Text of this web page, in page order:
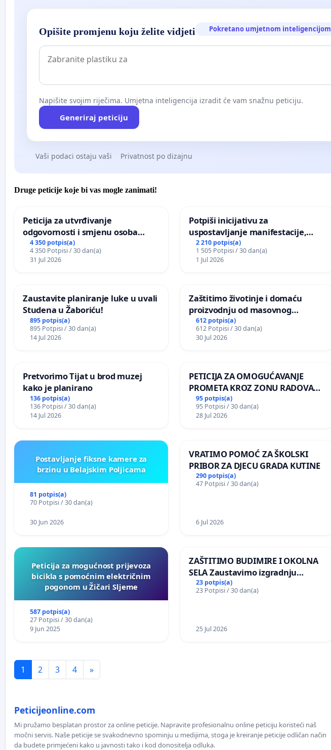
Opišite promjenu koju želite vidjeti Pokretano umjetnom inteligencijom
Napišite svojim riječima. Umjetna inteligencija izradit će vam snažnu peticiju.
Generiraj peticiju
Vaši podaci ostaju vaši Privatnost po dizajnu
Druge peticije koje bi vas mogle zanimati!
Peticija za utvrđivanje
odgovornosti i smjenu osoba
odgovornih za incident u
Zoološkom vrtu Grada Zagreba
4 350 potpis(a)
4 350 Potpisi / 30 dan(a)
31 Jul 2026
Potpiši inicijativu za
uspostavljanje manifestacije,
godišnje nagrade ili drugog
javnog događaja „Edin Avdić“ u
Sarajevu
2 210 potpis(a)
1 505 Potpisi / 30 dan(a)
1 Jul 2026
Zaustavite planiranje luke u uvali
Studena u Žaboriću!
895 potpis(a)
895 Potpisi / 30 dan(a)
14 Jul 2026
Zaštitimo životinje i domaću
proizvodnju od masovnog
uništavanja zbog afričke svinjske
kuge
612 potpis(a)
612 Potpisi / 30 dan(a)
30 Jul 2026
Pretvorimo Tijat u brod muzej
kako je planirano
136 potpis(a)
136 Potpisi / 30 dan(a)
14 Jul 2026
PETICIJA ZA OMOGUĆAVANJE
PROMETA KROZ ZONU RADOVA
ZA STANOVNIKE Mjesnog odbora
Kamensko i Lemić Brdo
95 potpis(a)
95 Potpisi / 30 dan(a)
28 Jul 2026
Postavljanje fiksne kamere za
brzinu u Belajskim Poljicama
81 potpis(a)
70 Potpisi / 30 dan(a)
30 Jun 2026
VRATIMO POMOĆ ZA ŠKOLSKI
PRIBOR ZA DJECU GRADA KUTINE
290 potpis(a)
47 Potpisi / 30 dan(a)
6 Jul 2026
Peticija za mogućnost prijevoza
bicikla s pomoćnim električnim
pogonom u Žičari Sljeme
587 potpis(a)
27 Potpisi / 30 dan(a)
9 Jun 2025
ZAŠTITIMO BUDIMIRE I OKOLNA
SELA Zaustavimo izgradnju
Sunčane elektrane Vedrine na
području Ugljana
23 potpis(a)
23 Potpisi / 30 dan(a)
25 Jul 2026
1 2 3 4 »
Peticijeonline.com
Mi pružamo besplatan prostor za online peticije. Napravite profesionalnu online peticiju koristeći naš
močni servis. Naše peticije se svakodnevno spominju u medijima, stoga je kreiranje peticije odličan način
da budete primjećeni kako u javnosti tako i kod donositelja odluka.